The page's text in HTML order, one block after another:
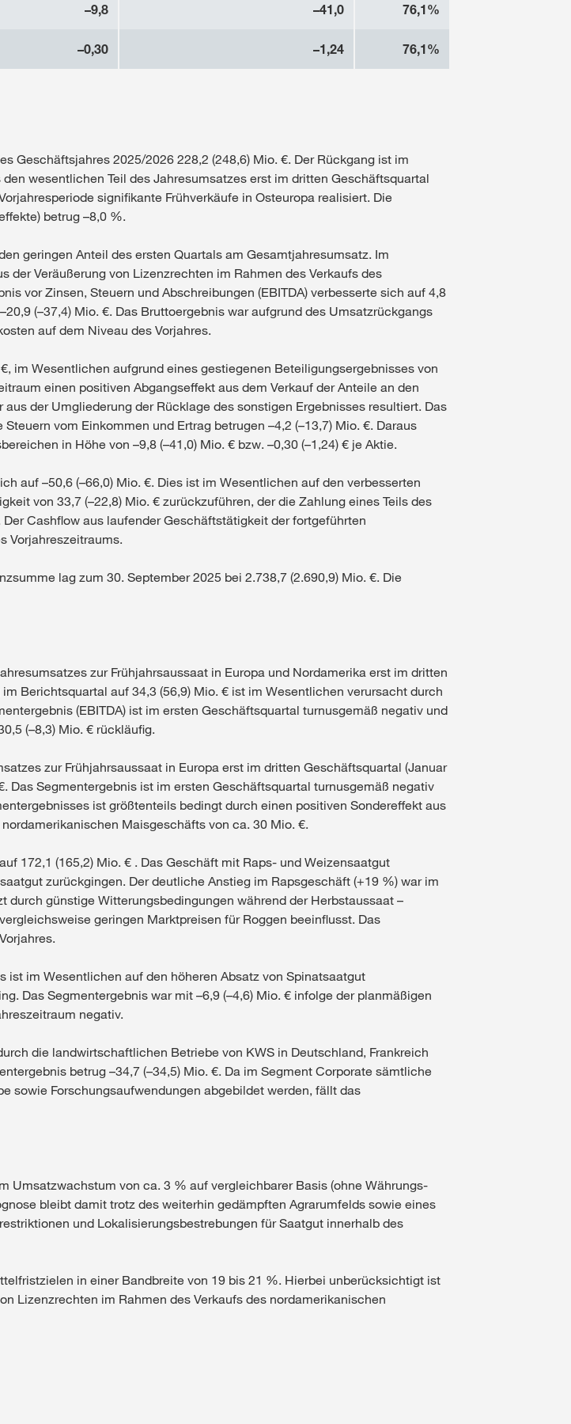
–9,8 –41,0 76,1%
–0,30 –1,24 76,1%
Geschäftsjahres 2025/2026 228,2 (248,6) Mio. €. Der Rückgang ist im
wesentlichen Teil des Jahresumsatzes erst im dritten Geschäftsquartal
signifikante Frühverkäufe in Osteuropa realisiert. Die
betrug –8,0 %.
geringen Anteil des ersten Quartals am Gesamtjahresumsatz. Im
Veräußerung von Lizenzrechten im Rahmen des Verkaufs des
vor Zinsen, Steuern und Abschreibungen (EBITDA) verbesserte sich auf 4,8
(–37,4) Mio. €. Das Bruttoergebnis war aufgrund des Umsatzrückgangs
auf dem Niveau des Vorjahres.
im Wesentlichen aufgrund eines gestiegenen Beteiligungsergebnisses von
einen positiven Abgangseffekt aus dem Verkauf der Anteile an den
der Umgliederung der Rücklage des sonstigen Ergebnisses resultiert. Das
vom Einkommen und Ertrag betrugen –4,2 (–13,7) Mio. €. Daraus
in Höhe von –9,8 (–41,0) Mio. € bzw. –0,30 (–1,24) € je Aktie.
auf –50,6 (–66,0) Mio. €. Dies ist im Wesentlichen auf den verbesserten
von 33,7 (–22,8) Mio. € zurückzuführen, der die Zahlung eines Teils des
Cashflow aus laufender Geschäftstätigkeit der fortgeführten
Vorjahreszeitraums.
lag zum 30. September 2025 bei 2.738,7 (2.690,9) Mio. €. Die
zur Frühjahrsaussaat in Europa und Nordamerika erst im dritten
Berichtsquartal auf 34,3 (56,9) Mio. € ist im Wesentlichen verursacht durch
(EBITDA) ist im ersten Geschäftsquartal turnusgemäß negativ und
(–8,3) Mio. € rückläufig.
zur Frühjahrsaussaat in Europa erst im dritten Geschäftsquartal (Januar
Das Segmentergebnis ist im ersten Geschäftsquartal turnusgemäß negativ
ist größtenteils bedingt durch einen positiven Sondereffekt aus
Maisgeschäfts von ca. 30 Mio. €.
172,1 (165,2) Mio. € . Das Geschäft mit Raps- und Weizensaatgut
zurückgingen. Der deutliche Anstieg im Rapsgeschäft (+19 %) war im
günstige Witterungsbedingungen während der Herbstaussaat –
geringen Marktpreisen für Roggen beeinflusst. Das
ist im Wesentlichen auf den höheren Absatz von Spinatsaatgut
Das Segmentergebnis war mit –6,9 (–4,6) Mio. € infolge der planmäßigen
negativ.
die landwirtschaftlichen Betriebe von KWS in Deutschland, Frankreich
betrug –34,7 (–34,5) Mio. €. Da im Segment Corporate sämtliche
sowie Forschungsaufwendungen abgebildet werden, fällt das
Umsatzwachstum von ca. 3 % auf vergleichbarer Basis (ohne Währungs-
bleibt damit trotz des weiterhin gedämpften Agrarumfelds sowie eines
und Lokalisierungsbestrebungen für Saatgut innerhalb des
in einer Bandbreite von 19 bis 21 %. Hierbei unberücksichtigt ist
Lizenzrechten im Rahmen des Verkaufs des nordamerikanischen